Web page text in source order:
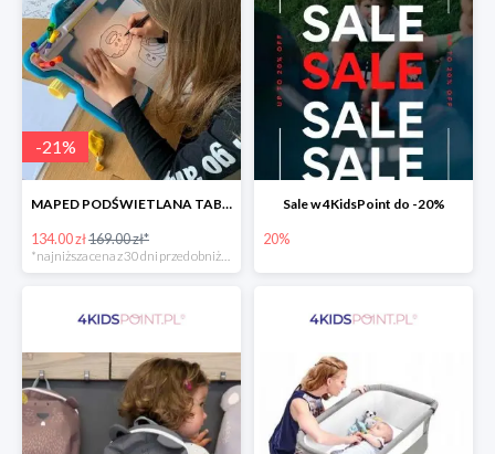
-21%
MAPED PODŚWIETLANA TABLICA DO RYSOWANIA LUMI BOARD CREATIV -21%
134.00 zł169.00 zł*
Sale w 4KidsPoint do -20%
20%